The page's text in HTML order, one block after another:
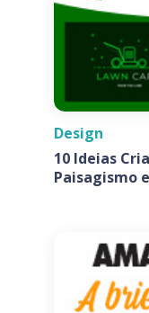
Design
10 Ideias
Paisagismo